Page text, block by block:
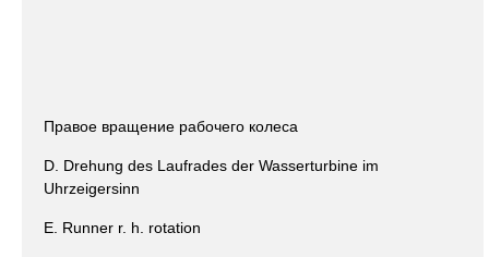
Правое вращение рабочего колеса
D. Drehung des Laufrades der Wasserturbine im
Uhrzeigersinn
E. Runner r. h. rotation